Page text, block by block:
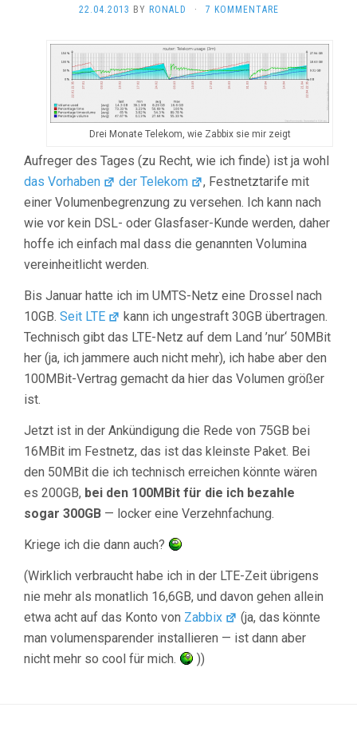
22.04.2013 BY RONALD · 7 KOMMENTARE
Drei Monate Telekom, wie Zabbix sie mir zeigt
Aufreger des Tages (zu Recht, wie ich finde) ist ja wohl
das Vorhaben
der Telekom
, Festnetztarife mit
einer Volumenbegrenzung zu versehen. Ich kann nach
wie vor kein DSL- oder Glasfaser-Kunde werden, daher
hoffe ich einfach mal dass die genannten Volumina
vereinheitlicht werden.
Bis Januar hatte ich im UMTS-Netz eine Drossel nach
10GB. Seit LTE
kann ich ungestraft 30GB übertragen.
Technisch gibt das LTE-Netz auf dem Land ’nur‘ 50MBit
her (ja, ich jammere auch nicht mehr), ich habe aber den
100MBit-Vertrag gemacht da hier das Volumen größer
ist.
Jetzt ist in der Ankündigung die Rede von 75GB bei
16MBit im Festnetz, das ist das kleinste Paket. Bei
den 50MBit die ich technisch erreichen könnte wären
es 200GB, bei den 100MBit für die ich bezahle
sogar 300GB — locker eine Verzehnfachung.
Kriege ich die dann auch?
(Wirklich verbraucht habe ich in der LTE-Zeit übrigens
nie mehr als monatlich 16,6GB, und davon gehen allein
etwa acht auf das Konto von Zabbix
(ja, das könnte
man volumensparender installieren — ist dann aber
nicht mehr so cool für mich.
))